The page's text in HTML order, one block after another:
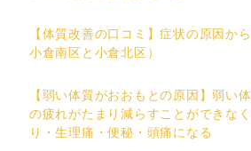
【体質改善の口コミ】症状の原因か
小倉南区と小倉北区）
【弱い体質がおおもとの原因】弱い
の疲れがたまり減らすことができな
り・生理痛・便秘・頭痛になる